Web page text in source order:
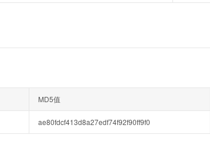
MD5值
ae80fdcf413d8a27edf74f92f90ff9f0